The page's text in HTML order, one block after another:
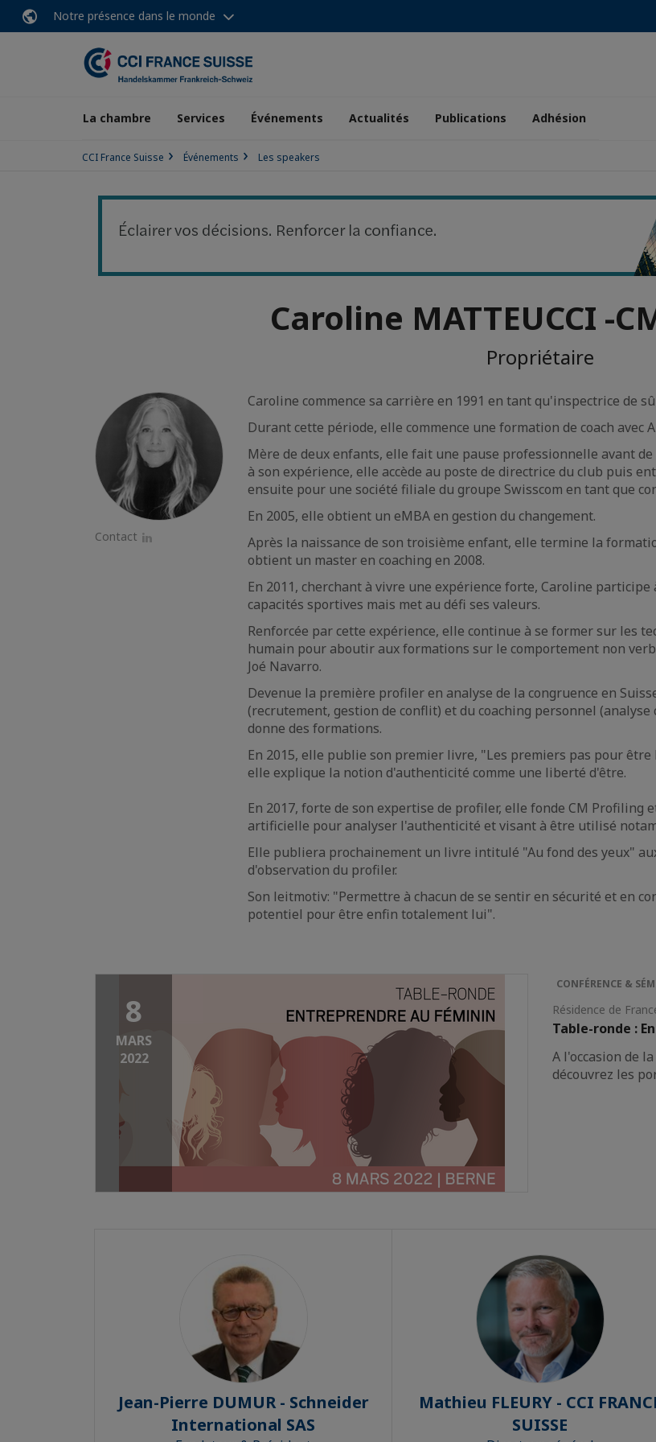
Notre présence dans le monde
La chambre Services Événements Actualités Publications Adhésion
CCI France Suisse Événements Les speakers
Caroline MATTEUCCI -
Propriétaire
Contact
Caroline commence sa carrière en 1991 en tant qu'inspectrice de
Durant cette période, elle commence une formation de coach avec
Mère de deux enfants, elle fait une pause professionnelle avant
à son expérience, elle accède au poste de directrice du club puis
ensuite pour une société filiale du groupe Swisscom en tant que
En 2005, elle obtient un eMBA en gestion du changement.
Après la naissance de son troisième enfant, elle termine la
obtient un master en coaching en 2008.
En 2011, cherchant à vivre une expérience forte, Caroline
capacités sportives mais met au défi ses valeurs.
Renforcée par cette expérience, elle continue à se former sur les
humain pour aboutir aux formations sur le comportement non
Joé Navarro.
Devenue la première profiler en analyse de la congruence en
(recrutement, gestion de conflit) et du coaching personnel
donne des formations.
En 2015, elle publie son premier livre, "Les premiers pas pour
elle explique la notion d'authenticité comme une liberté d'être.
En 2017, forte de son expertise de profiler, elle fonde CM
artificielle pour analyser l'authenticité et visant à être utilisé
Elle publiera prochainement un livre intitulé "Au fond des yeux"
d'observation du profiler.
Son leitmotiv: "Permettre à chacun de se sentir en sécurité et en
potentiel pour être enfin totalement lui".
8
MARS
2022
CONFÉRENCE &
Résidence de
Table-ronde :
A l'occasion de
découvrez les
Jean-Pierre DUMUR - Schneider
International SAS
Mathieu FLEURY - CCI
SUISSE